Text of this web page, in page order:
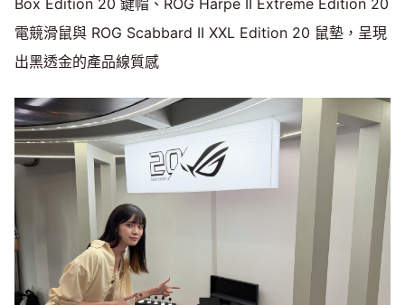
電競滑鼠與 ROG Scabbard II XXL Edition 20 鼠墊，呈現
出黑透金的產品線質感